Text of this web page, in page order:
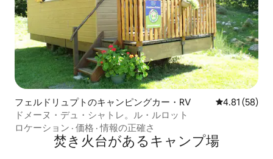
フェルドリュプトのキャンピングカー・RV レビュー58
4.81 (58)
ドメーヌ・デュ・シャトレ。ル・ルロット
ロケーション · 価格 ·情報の正確さ
焚き火台があるキャンプ場